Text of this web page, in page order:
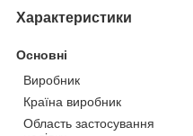
Характеристики
Основні
Виробник
Країна виробник
Область застосування